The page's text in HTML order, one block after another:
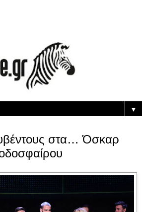
▼
στα… Όσκαρ